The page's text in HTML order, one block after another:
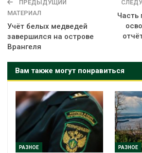
ПРЕДЫДУЩИЙ
МАТЕРИАЛ
Учёт белых медведей
завершился на острове
Врангеля
Часть
Вам также могут понравиться
РАЗНОЕ РАЗНОЕ